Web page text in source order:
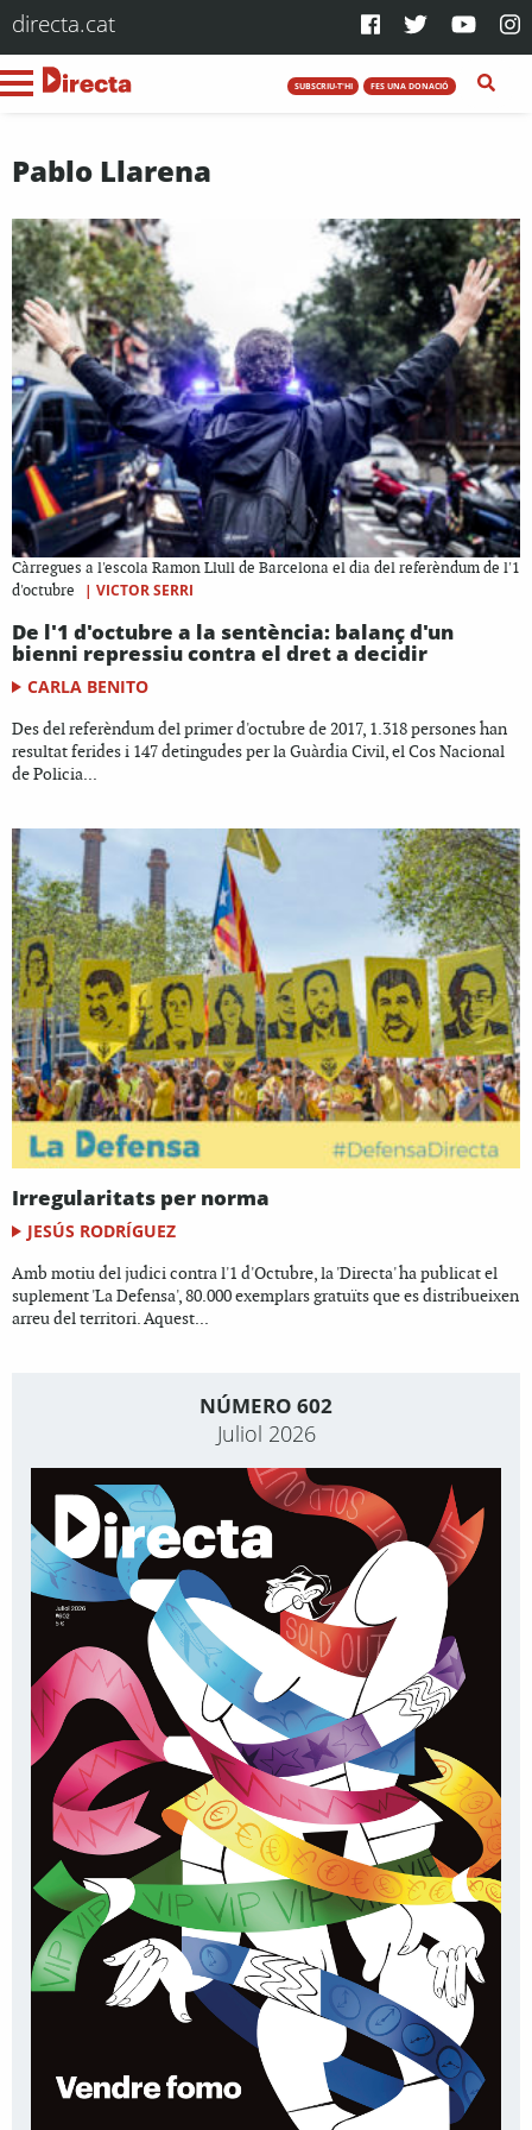
directa.cat
SUBSCRIU-T'HI FES UNA DONACIÓ
Pablo Llarena
Càrregues a l'escola Ramon Llull de Barcelona el dia del referèndum de l'1
d'octubre
| VICTOR SERRI
De l'1 d'octubre a la sentència: balanç d'un
bienni repressiu contra el dret a decidir
CARLA BENITO
Des del referèndum del primer d'octubre de 2017, 1.318 persones han
resultat ferides i 147 detingudes per la Guàrdia Civil, el Cos Nacional
de Policia...
Irregularitats per norma
JESÚS RODRÍGUEZ
Amb motiu del judici contra l'1 d'Octubre, la 'Directa' ha publicat el
suplement 'La Defensa', 80.000 exemplars gratuïts que es distribueixen
arreu del territori. Aquest...
NÚMERO 602
Juliol 2026